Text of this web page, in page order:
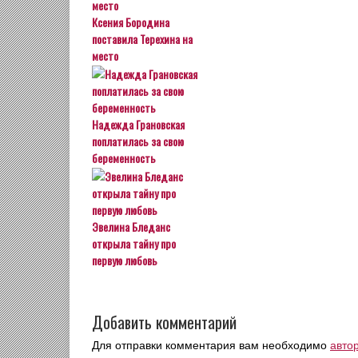
Ксения Бородина
поставила Терехина на
место
Надежда Грановская
поплатилась за свою
беременность
Эвелина Бледанс
открыла тайну про
первую любовь
Добавить комментарий
Для отправки комментария вам необходимо